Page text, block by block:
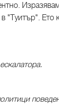
"Туитър". Ето